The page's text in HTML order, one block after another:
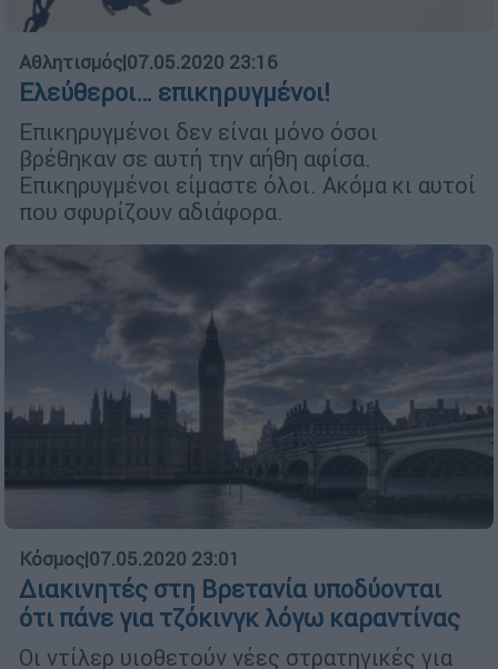
Αθλητισμός|07.05.2020 23:16
Ελεύθεροι… επικηρυγμένοι!
Επικηρυγμένοι δεν είναι μόνο όσοι
βρέθηκαν σε αυτή την αήθη αφίσα.
Επικηρυγμένοι είμαστε όλοι. Ακόμα κι αυτοί
που σφυρίζουν αδιάφορα.
Κόσμος|07.05.2020 23:01
Διακινητές στη Βρετανία υποδύονται
ότι πάνε για τζόκινγκ λόγω καραντίνας
Οι ντίλερ υιοθετούν νέες στρατηγικές για